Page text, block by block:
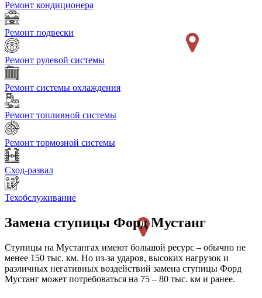
Ремонт кондиционера
Ремонт подвески
Ремонт рулевой системы
Ремонт системы охлаждения
Ремонт топливной системы
Ремонт тормозной системы
Сход-развал
Техобслуживание
Замена ступицы Форд Мустанг
Ступицы на Мустангах имеют большой ресурс – обычно не
менее 150 тыс. км. Но из-за ударов, высоких нагрузок и
различных негативных воздействий замена ступицы Форд
Мустанг может потребоваться на 75 – 80 тыс. км и ранее.